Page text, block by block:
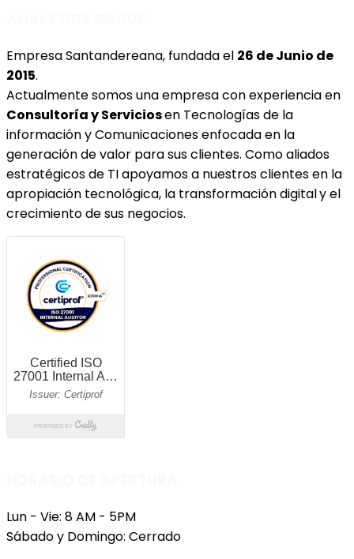
Empresa Santandereana, fundada el 26 de Junio de
2015.
Actualmente somos una empresa con experiencia en
Consultoría y Serviciosen Tecnologías de la
información y Comunicaciones enfocada en la
generación de valor para sus clientes. Como aliados
estratégicos de TI apoyamos a nuestros clientes en la
apropiación tecnológica, la transformación digitaly el
crecimiento de sus negocios.
Lun - Vie: 8 AM - 5PM
Sábado y Domingo: Cerrado